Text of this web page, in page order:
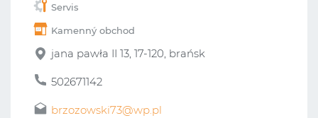
Servis
Kamenný obchod
jana pawła II 13, 17-120, brańsk
502671142
brzozowski73@wp.pl